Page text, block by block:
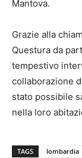
Mantova.
Grazie alla
Questura da
tempestivo
collaborazione
stato possibile
nella loro
TAGS lombardia